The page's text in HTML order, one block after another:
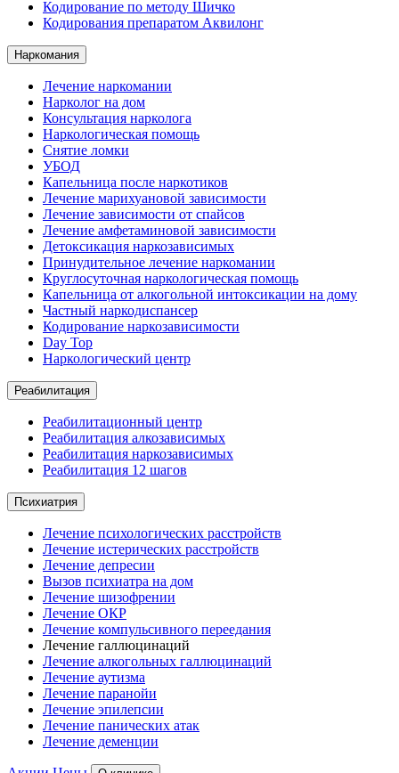
Кодирование по методу Шичко
Кодирования препаратом Аквилонг
Наркомания
Лечение наркомании
Нарколог на дом
Консультация нарколога
Наркологическая помощь
Снятие ломки
УБОД
Капельница после наркотиков
Лечение марихуановой зависимости
Лечение зависимости от спайсов
Лечение амфетаминовой зависимости
Детоксикация наркозависимых
Принудительное лечение наркомании
Круглосуточная наркологическая помощь
Капельница от алкогольной интоксикации на дому
Частный наркодиспансер
Кодирование наркозависимости
Day Top
Наркологический центр
Реабилитация
Реабилитационный центр
Реабилитация алкозависимых
Реабилитация наркозависимых
Реабилитация 12 шагов
Психиатрия
Лечение психологических расстройств
Лечение истерических расстройств
Лечение депресии
Вызов психиатра на дом
Лечение шизофрении
Лечение ОКР
Лечение компульсивного переедания
Лечение галлюцинаций
Лечение алкогольных галлюцинаций
Лечение аутизма
Лечение паранойи
Лечение эпилепсии
Лечение панических атак
Лечение деменции